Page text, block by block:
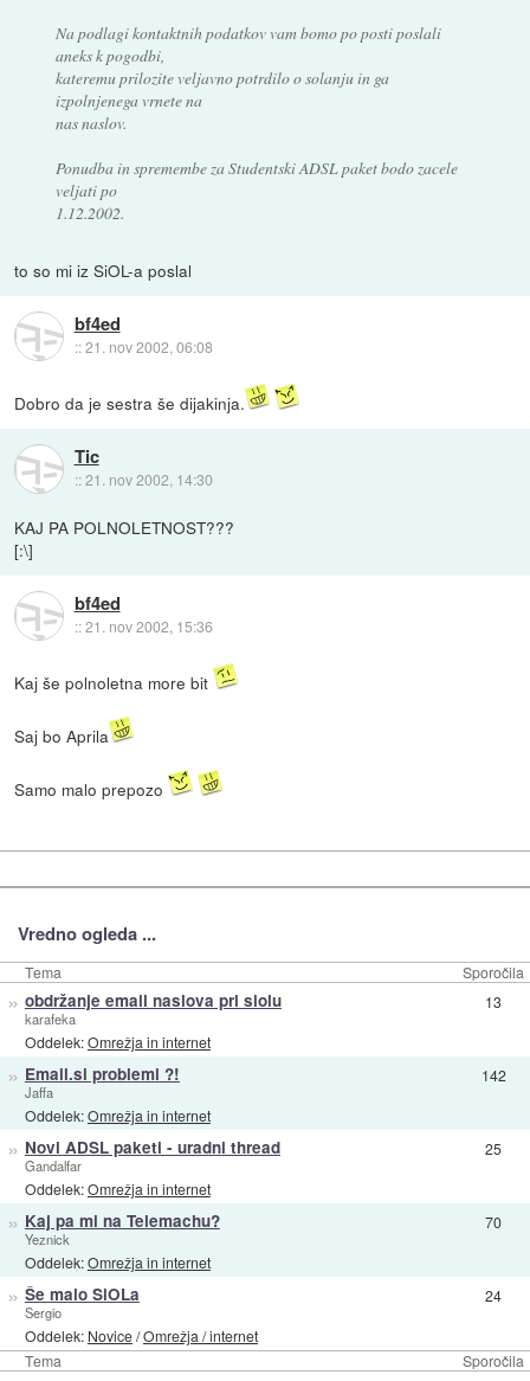
Na podlagi kontaktnih podatkov vam bomo po posti poslali
aneks k pogodbi,
kateremu prilozite veljavno potrdilo o solanju in ga
izpolnjenega vrnete na
nas naslov.
Ponudba in spremembe za Studentski ADSL paket bodo zacele
veljati po
1.12.2002.
to so mi iz SiOL-a poslal
bf4ed
::21. nov 2002, 06:08
Dobro da je sestra še dijakinja.
Tic
::21. nov 2002, 14:30
KAJ PA POLNOLETNOST???
[:\]
bf4ed
::21. nov 2002, 15:36
Kaj še polnoletna more bit
Saj bo Aprila
Samo malo prepozo
Vredno ogleda ...
Tema Sporočila
Tema Sporočila
» obdržanje email naslova pri siolu
karafeka
Oddelek:Omrežja in internet
13
» Email.si problemi ?!
Jaffa
Oddelek:Omrežja in internet
142
» Novi ADSL paketi - uradni thread
Gandalfar
Oddelek:Omrežja in internet
25
» Kaj pa mi na Telemachu?
Yeznick
Oddelek:Omrežja in internet
70
» Še malo SiOLa
Sergio
Oddelek: Novice/Omrežja / internet
24